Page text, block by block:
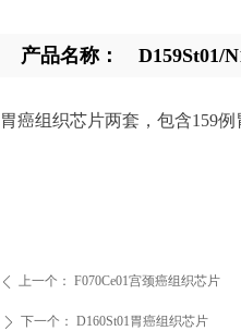
D159St01/
产品名称：
ꄴ 上一个： F070Ce01宫颈癌组织芯片
ꄲ 下一个： D160St01胃癌组织芯片
胃癌组织芯片两套，包含159